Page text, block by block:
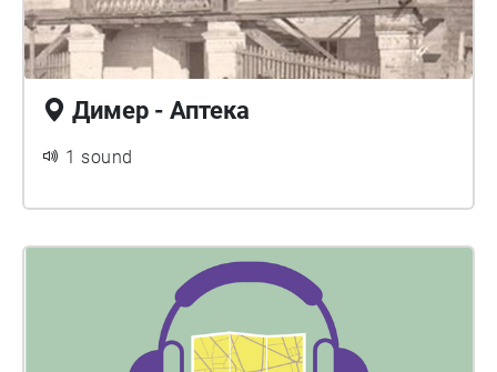
Димер - Аптека
1 sound